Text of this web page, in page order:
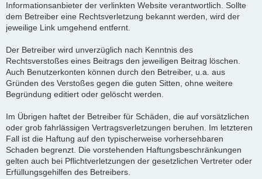
Informationsanbieter der verlinkten Website verantwortlich. Sollte
dem Betreiber eine Rechtsverletzung bekannt werden, wird der
jeweilige Link umgehend entfernt.
Der Betreiber wird unverzüglich nach Kenntnis des
Rechtsverstoßes eines Beitrags den jeweiligen Beitrag löschen.
Auch Benutzerkonten können durch den Betreiber, u.a. aus
Gründen des Verstoßes gegen die guten Sitten, ohne weitere
Begründung editiert oder gelöscht werden.
Im Übrigen haftet der Betreiber für Schäden, die auf vorsätzlichen
oder grob fahrlässigen Vertragsverletzungen beruhen. Im letzteren
Fall ist die Haftung auf den typischerweise vorhersehbaren
Schaden begrenzt. Die vorstehenden Haftungsbeschränkungen
gelten auch bei Pflichtverletzungen der gesetzlichen Vertreter oder
Erfüllungsgehilfen des Betreibers.